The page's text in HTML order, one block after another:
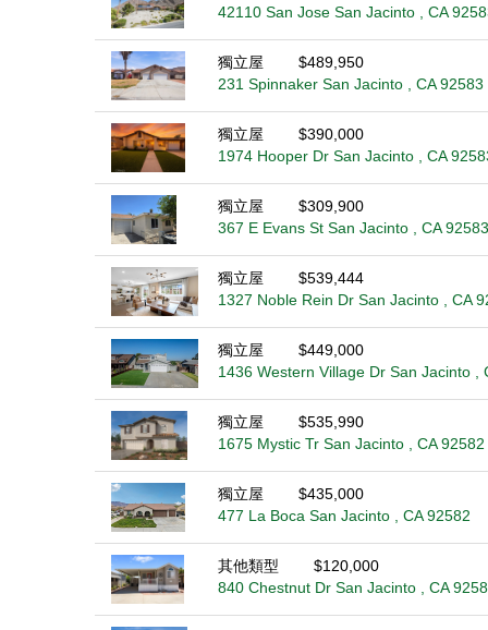
42110 San Jose San Jacinto , CA
獨立屋
$489,950
231 Spinnaker San Jacinto , CA 92583
獨立屋
$390,000
1974 Hooper Dr San Jacinto , CA
獨立屋
$309,900
367 E Evans St San Jacinto , CA 92583
獨立屋
$539,444
1327 Noble Rein Dr San Jacinto , CA
獨立屋
$449,000
1436 Western Village Dr San Jacinto ,
獨立屋
$535,990
1675 Mystic Tr San Jacinto , CA 92582
獨立屋
$435,000
477 La Boca San Jacinto , CA 92582
其他類型
$120,000
840 Chestnut Dr San Jacinto , CA